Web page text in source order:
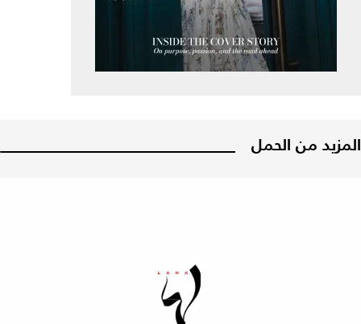
المزيد من الحمل